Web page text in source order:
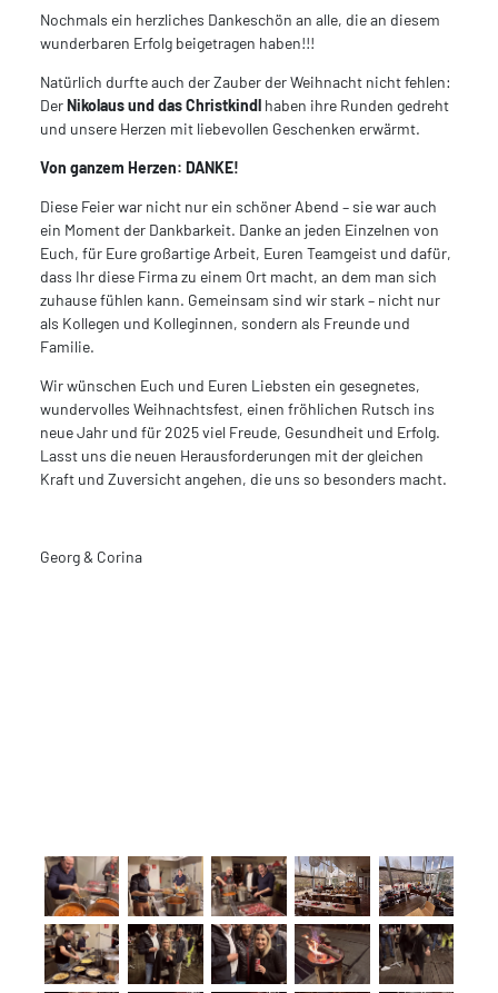
Nochmals ein herzliches Dankeschön an alle, die an diesem
wunderbaren Erfolg beigetragen haben!!!
Natürlich durfte auch der Zauber der Weihnacht nicht fehlen:
DerNikolaus und das Christkindl haben ihre Runden gedreht
und unsere Herzen mit liebevollen Geschenken erwärmt.
Von ganzem Herzen: DANKE!
Diese Feier war nicht nur ein schöner Abend – sie war auch
ein Moment der Dankbarkeit. Danke an jeden Einzelnen von
Euch, für Eure großartige Arbeit, Euren Teamgeist und dafür,
dass Ihr diese Firma zu einem Ort macht, an dem man sich
zuhause fühlen kann. Gemeinsam sind wir stark – nicht nur
als Kollegen und Kolleginnen, sondern als Freunde und
Familie.
Wir wünschen Euch und Euren Liebsten ein gesegnetes,
wundervolles Weihnachtsfest, einen fröhlichen Rutsch ins
neue Jahr und für 2025 viel Freude, Gesundheit und Erfolg.
Lasst uns die neuen Herausforderungen mit der gleichen
Kraft und Zuversicht angehen, die uns so besonders macht.
Georg & Corina